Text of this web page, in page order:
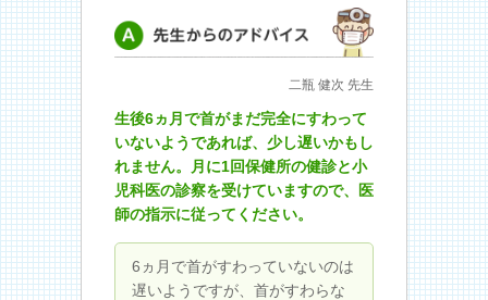
先生からのアドバイス二瓶 健次 先生
生後6ヵ月で首がまだ完全にすわって
いないようであれば、少し遅いかもし
れません。月に1回保健所の健診と小
児科医の診察を受けていますので、医
師の指示に従ってください。
6ヵ月で首がすわっていないのは
遅いようですが、首がすわらな